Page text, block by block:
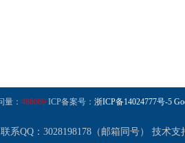
量： 488089 ICP备案号： 浙ICP备14024777号-5
QQ：3028198178（邮箱同号） 技术支